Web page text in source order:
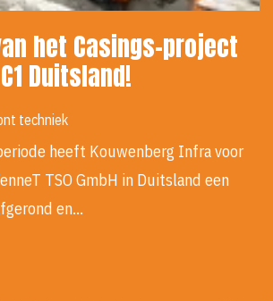
het Casings-project
Duitsland!
techniek
heeft Kouwenberg Infra voor
TSO GmbH in Duitsland een
en…